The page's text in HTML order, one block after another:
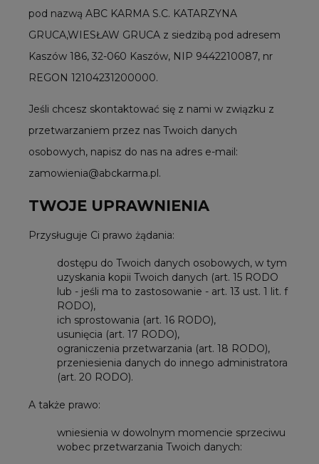
pod nazwą ABC KARMA S.C. KATARZYNA
GRUCA,WIESŁAW GRUCA z siedzibą pod adresem
Kaszów 186, 32-060 Kaszów, NIP 9442210087, nr
REGON 12104231200000.
Jeśli chcesz skontaktować się z nami w związku z
przetwarzaniem przez nas Twoich danych
osobowych, napisz do nas na adres e-mail:
zamowienia@abckarma.pl.
TWOJE UPRAWNIENIA
Przysługuje Ci prawo żądania:
dostępu do Twoich danych osobowych, w tym
uzyskania kopii Twoich danych (art. 15 RODO
lub - jeśli ma to zastosowanie - art. 13 ust. 1 lit. f
RODO),
ich sprostowania (art. 16 RODO),
usunięcia (art. 17 RODO),
ograniczenia przetwarzania (art. 18 RODO),
przeniesienia danych do innego administratora
(art. 20 RODO).
A także prawo:
wniesienia w dowolnym momencie sprzeciwu
wobec przetwarzania Twoich danych: